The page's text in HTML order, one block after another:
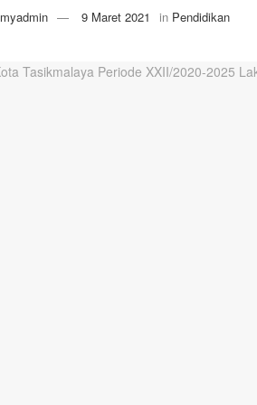
myadmin 9 Maret 2021 in Pendidikan